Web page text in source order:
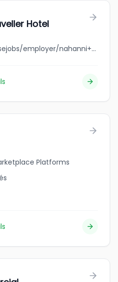
Hotel
jobbank.gc.ca/browsejobs/employer/nahanni+traveller+hotel/ca
Platforms